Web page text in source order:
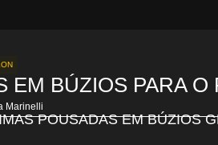
EM BÚZIOS PARA
Marinelli
POUSADAS EM BÚZIOS